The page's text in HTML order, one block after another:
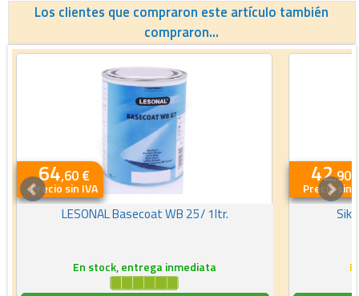
Los clientes que compraron este artículo también
compraron...
64,60 €
Precio sin IVA
En stock, entrega inmediata
LESONAL Basecoat WB 25/ 1ltr.
42,90
Precio sin